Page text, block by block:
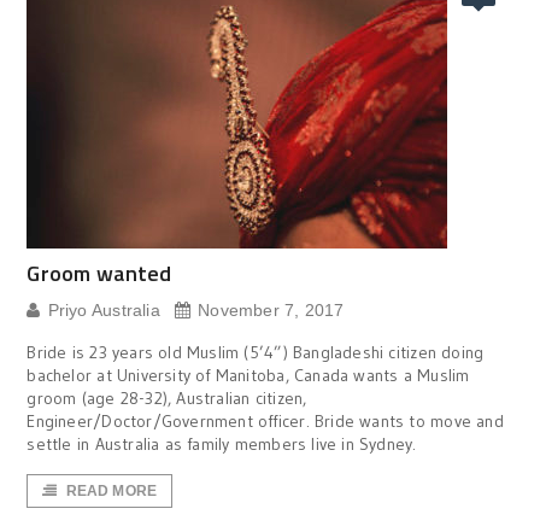
Groom wanted
Priyo Australia November 7, 2017
Bride is 23 years old Muslim (5’4”) Bangladeshi citizen doing
bachelor at University of Manitoba, Canada wants a Muslim
groom (age 28-32), Australian citizen,
Engineer/Doctor/Government officer. Bride wants to move and
settle in Australia as family members live in Sydney.
READ MORE